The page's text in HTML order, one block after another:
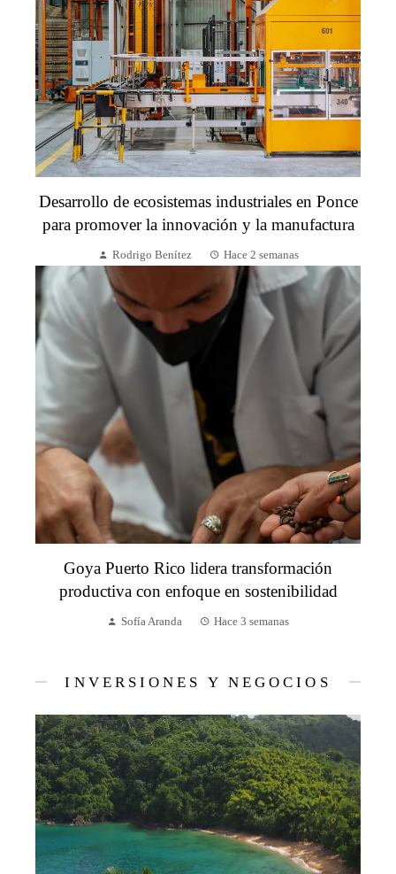
Desarrollo de ecosistemas industriales en Ponce
para promover la innovación y la manufactura
Rodrigo Benítez Hace 2 semanas
Goya Puerto Rico lidera transformación
productiva con enfoque en sostenibilidad
Sofía Aranda Hace 3 semanas
INVERSIONES Y NEGOCIOS